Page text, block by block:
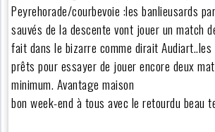
Peyrehorade/courbevoie :les banlieusards
sauvés de la descente vont jouer un match
fait dans le bizarre comme dirait
prêts pour essayer de jouer encore deux
minimum. Avantage maison
bon week-end à tous avec le retourdu beau